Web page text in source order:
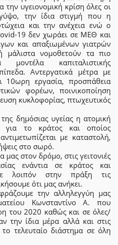
υγειονομική κρίση όλες οι
την ίδια στιγμή που η
και την ανέχεια ενώ ο
19 δεν χωράει σε ΜΕΘ και
και απαξιωμένων γιατρών
μάλιστα νομοθετούν τα πιο
μοντέλα καπιταλιστικής
Αντεργατικά μέτρα με
10ωρη εργασία, προσπάθεια
φορέων, ποινικοποίηση
κυκλοφορίας, πτωχευτικός
δημόσιας υγείας η ατομική
για το κράτος και οποίος
με καταστολή,
στο σωρό.
στον δρόμο, στις γειτονιές
ενάντια σε κράτος και
λοιπόν στην πράξη τις
ότι μας ανήκει.
την αλληλεγγύη μας
Κωνσταντίνο Α. που
του 2020 καθώς και σε όλες/
την ίδια μέρα αλλά και στις
το τελευταίο διάστημα σε όλη